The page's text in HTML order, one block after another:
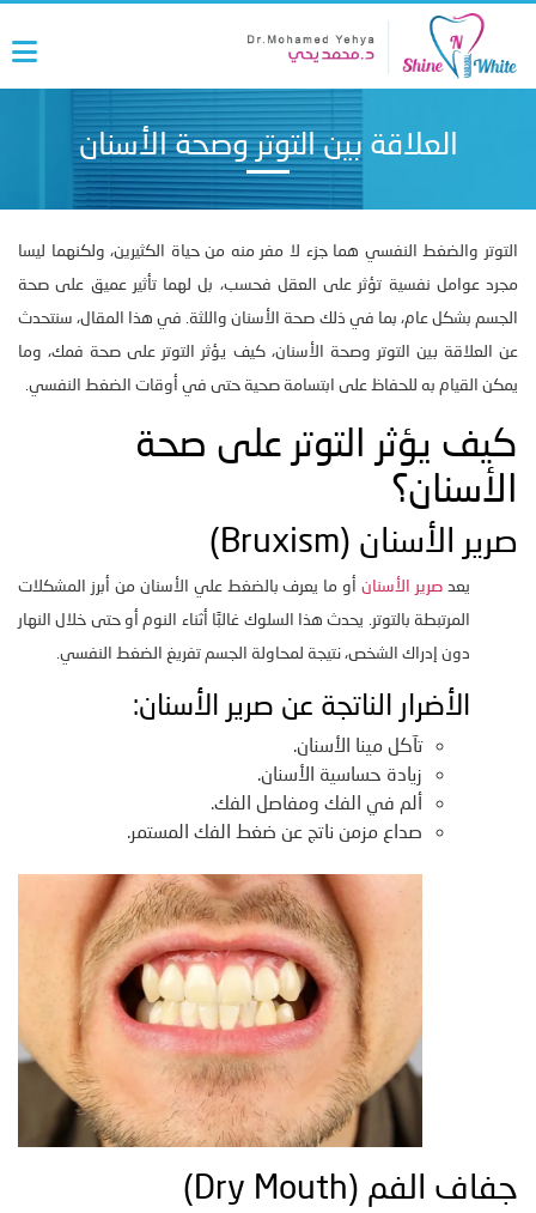
العلاقة بين التوتر وصحة الأسنان
التوتر والضغط النفسي هما جزء لا مفر منه من حياة الكثيرين، ولكنهما ليسا
مجرد عوامل نفسية تؤثر على العقل فحسب، بل لهما تأثير عميق على صحة
الجسم بشكل عام، بما في ذلك صحة الأسنان واللثة. في هذا المقال، سنتحدث
عن العلاقة بين التوتر وصحة الأسنان، كيف يؤثر التوتر على صحة فمك، وما
يمكن القيام به للحفاظ على ابتسامة صحية حتى في أوقات الضغط النفسي.
كيف يؤثر التوتر على صحة
الأسنان؟
صرير الأسنان (Bruxism)
يعد صرير الأسنانأو ما يعرف بالضغط علي الأسنان من أبرز المشكلات
المرتبطة بالتوتر. يحدث هذا السلوك غالبًا أثناء النوم أو حتى خلال النهار
دون إدراك الشخص، نتيجة لمحاولة الجسم تفريغ الضغط النفسي.
الأضرار الناتجة عن صرير الأسنان:
تآكل مينا الأسنان.
زيادة حساسية الأسنان.
ألم في الفك ومفاصل الفك.
صداع مزمن ناتج عن ضغط الفك المستمر.
جفاف الفم (Dry Mouth)